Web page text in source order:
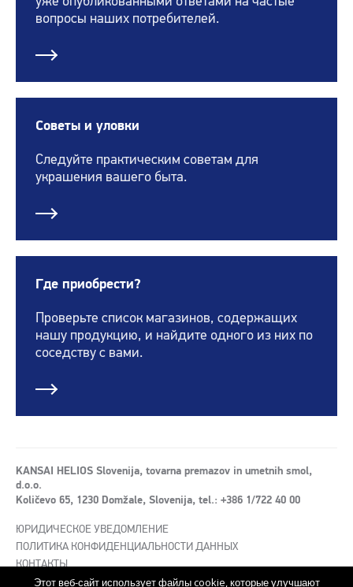
вопросы наших потребителей.
Советы и уловки
Следуйте практическим советам для
украшения вашего быта.
Где приобрести?
Проверьте список магазинов, содержащих
нашу продукцию, и найдите одного из них по
соседству с вами.
KANSAI HELIOS Slovenija, tovarna premazov in umetnih smol,
d.o.o.
Količevo 65, 1230 Domžale, Slovenija, tel.: +386 1/722 40 00
ЮРИДИЧЕСКОЕ УВЕДОМЛЕНИЕ
ПОЛИТИКА КОНФИДЕНЦИАЛЬНОСТИ ДАННЫХ
КОНТАКТЫ
Этот веб-сайт использует файлы cookie, которые улучшают